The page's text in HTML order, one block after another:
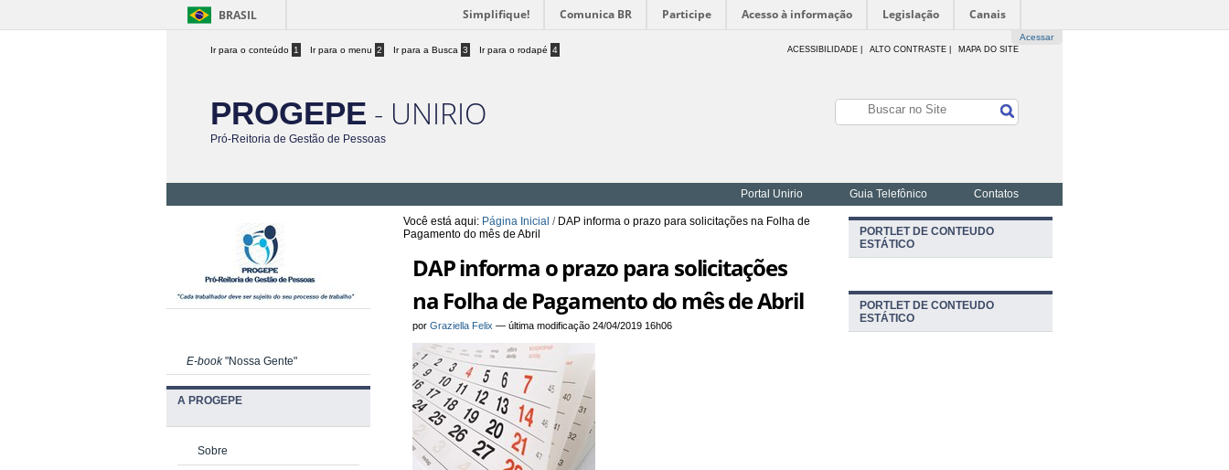
BRASIL Simplifique! Comunica BR Participe Acesso à informação Legislação Canais
Acessar
Ir para o conteúdo 1 Ir para o menu 2 Ir para a Busca 3 Ir para o rodapé 4 ACESSIBILIDADE ALTO CONTRASTE | MAPA DO SITE
PROGEPE - UNIRIO
Pró-Reitoria de Gestão de Pessoas
Portal Unirio Guia Telefônico Contatos
Você está aqui: Página Inicial / DAP informa o prazo para solicitações na Folha de
Pagamento do mês de Abril
DAP informa o prazo para solicitações
na Folha de Pagamento do mês de Abril
porGraziella Felix —última modificação 24/04/2019 16h06
E-book"Nossa Gente"
A PROGEPE
Sobre
PORTLET DE CONTEUDO
ESTÁTICO
PORTLET DE CONTEUDO
ESTÁTICO